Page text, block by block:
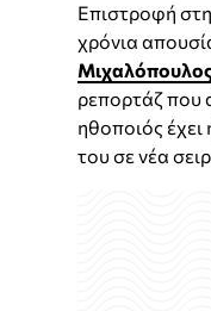
Επιστροφή
χρόνια
ρεπορτάζ που
ηθοποιός
του σε νέα